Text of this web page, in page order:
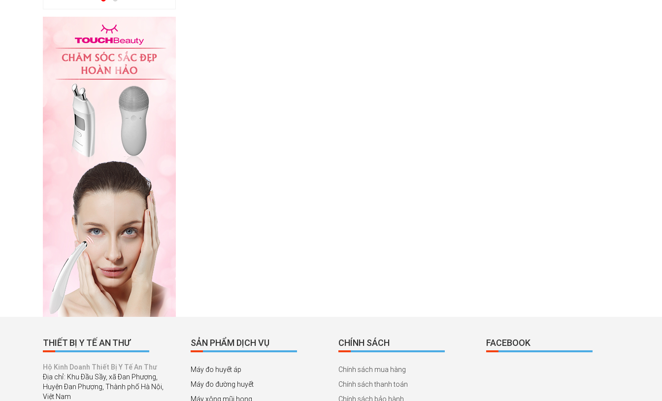
THIẾT BỊ Y TẾ AN THƯ
Hộ Kinh Doanh Thiết Bị Y Tế An Thư
Địa chỉ: Khu Đầu Sầy, xã Đan Phượng,
Huyện Đan Phượng, Thành phố Hà Nội,
Việt Nam
SẢN PHẨM DỊCH VỤ
Máy đo huyết áp
Máy đo đường huyết
Máy xông mũi họng
CHÍNH SÁCH
Chính sách mua hàng
Chính sách thanh toán
Chính sách bảo hành
FACEBOOK